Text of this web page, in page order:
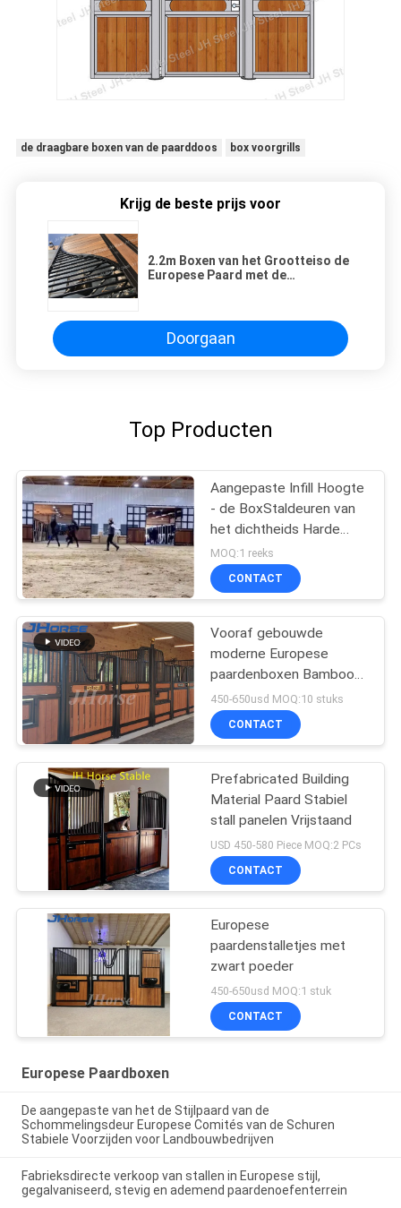
de draagbare boxen van de paarddoos box voorgrills
Krijg de beste prijs voor
2.2m Boxen van het Grootteiso de
Europese Paard met de
Doorgaan
Top Producten
Aangepaste Infill Hoogte
- de BoxStaldeuren van
het dichtheids Harde
Bamboe
MOQ:1 reeks
CONTACT
Vooraf gebouwde
moderne Europese
paardenboxen Bamboo
Infill Optioneel
450-650usd MOQ:10 stuks
CONTACT
Prefabricated Building
Material Paard Stabiel
stall panelen Vrijstaand
USD 450-580 Piece MOQ:2 PCs
CONTACT
Europese
paardenstalletjes met
zwart poeder
450-650usd MOQ:1 stuk
CONTACT
Europese Paardboxen
De aangepaste van het de Stijlpaard van de
Schommelingsdeur Europese Comités van de Schuren
Stabiele Voorzijden voor Landbouwbedrijven
Fabrieksdirecte verkoop van stallen in Europese stijl,
gegalvaniseerd, stevig en ademend paardenoefenterrein